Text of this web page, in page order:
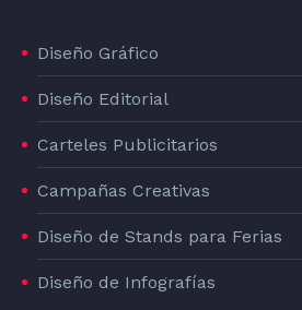
Diseño Gráfico
Diseño Editorial
Carteles Publicitarios
Campañas Creativas
Diseño de Stands para Ferias
Diseño de Infografías